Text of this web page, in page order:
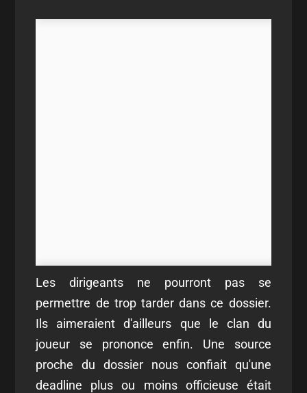
Les dirigeants ne pourront pas se
permettre de trop tarder dans ce dossier.
Ils aimeraient d'ailleurs que le clan du
joueur se prononce enfin. Une source
proche du dossier nous confiait qu'une
deadline plus ou moins officieuse était